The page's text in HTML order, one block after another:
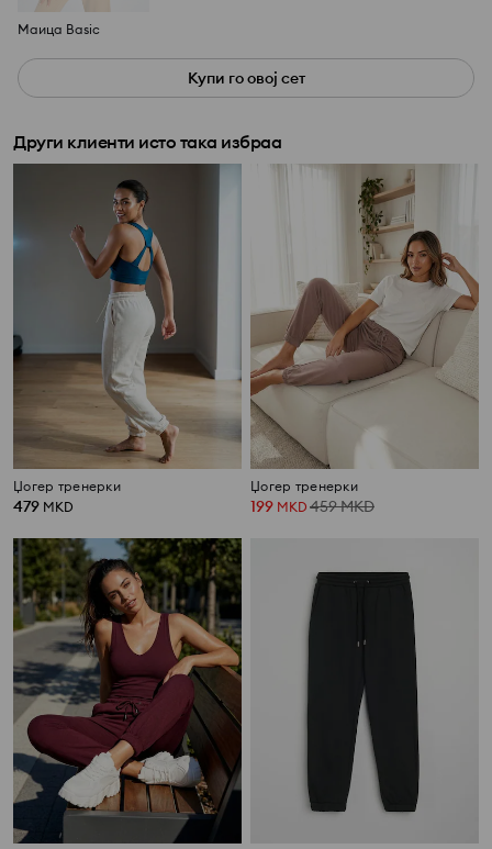
Маица Basic
Купи го овој сет
Други клиенти исто така избраа
Џогер тренерки
479 MKD
Џогер тренерки
199 MKD 459MKD